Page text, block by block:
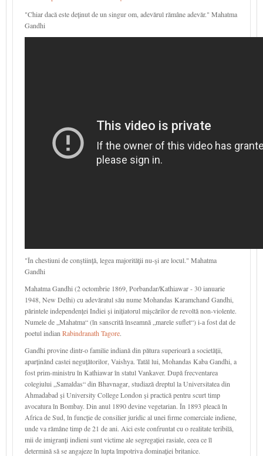
"Chiar dacă este deţinut de un singur om, adevărul rămâne adevăr." Mahatma
Gandhi
"În chestiuni de conştiinţă, legea majorităţii nu-şi are locul." Mahatma
Gandhi
Mahatma Gandhi (2 octombrie 1869, Porbandar/Kathiawar - 30 ianuarie
1948, New Delhi) cu adevăratul său nume Mohandas Karamchand Gandhi,
părintele independenței Indiei și inițiatorul mișcărilor de revoltă non-violente.
Numele de „Mahatma“ (în sanscrită înseamnă „marele suflet“) i-a fost dat de
poetul indian Rabindranath Tagore.
Gandhi provine dintr-o familie indiană din pătura superioară a societății,
aparținând castei neguțătorilor, Vaishya. Tatăl lui, Mohandas Kaba Gandhi, a
fost prim-ministru în Kathiawar în statul Vankaver. După frecventarea
colegiului „Samaldas“ din Bhavnagar, studiază dreptul la Universitatea din
Ahmadabad și University College London și practică pentru scurt timp
avocatura în Bombay. Din anul 1890 devine vegetarian. În 1893 pleacă în
Africa de Sud, în funcție de consilier juridic al unei firme comerciale indiene,
unde va rămâne timp de 21 de ani. Aici este confruntat cu o realitate teribilă,
mii de imigranți indieni sunt victime ale segregației rasiale, ceea ce îl
determină să se angajeze în lupta împotriva dominației britanice.